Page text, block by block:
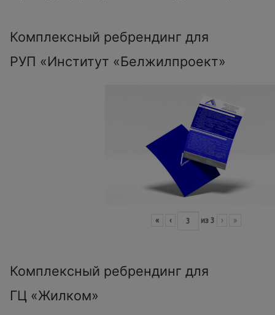
Комплексный ребрендинг для
РУП «Институт «Белжилпроект»
« ‹ из 3 › »
Комплексный ребрендинг для
ГЦ «Жилком»